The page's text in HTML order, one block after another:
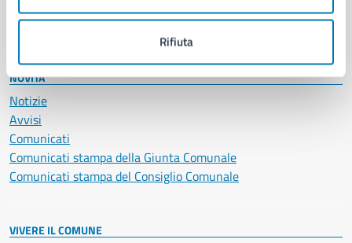
Rifiuta
Vita lavorativa
NOVITÀ
Notizie
Avvisi
Comunicati
Comunicati stampa della Giunta Comunale
Comunicati stampa del Consiglio Comunale
VIVERE IL COMUNE